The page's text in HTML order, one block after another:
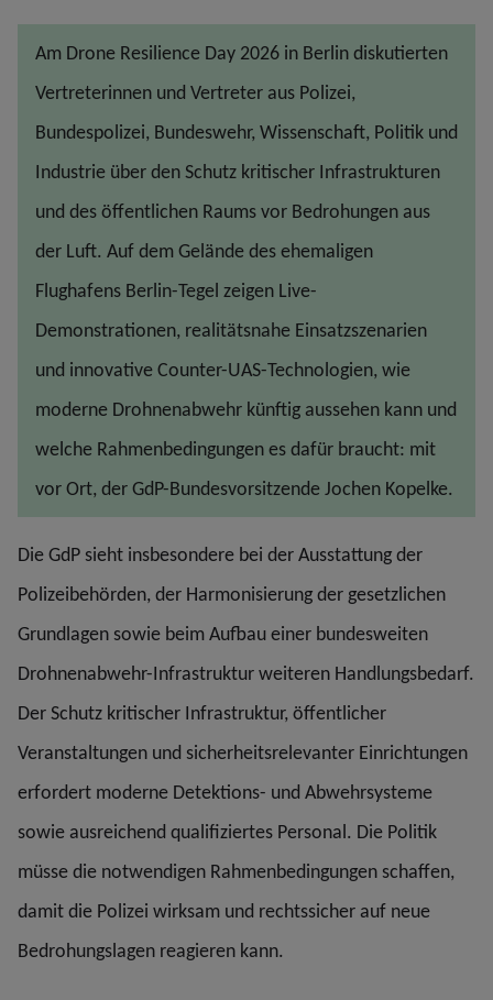
Am Drone Resilience Day 2026 in Berlin diskutierten
Vertreterinnen und Vertreter aus Polizei,
Bundespolizei, Bundeswehr, Wissenschaft, Politik und
Industrie über den Schutz kritischer Infrastrukturen
und des öffentlichen Raums vor Bedrohungen aus
der Luft. Auf dem Gelände des ehemaligen
Flughafens Berlin-Tegel zeigen Live-
Demonstrationen, realitätsnahe Einsatzszenarien
und innovative Counter-UAS-Technologien, wie
moderne Drohnenabwehr künftig aussehen kann und
welche Rahmenbedingungen es dafür braucht: mit
vor Ort, der GdP-Bundesvorsitzende Jochen Kopelke.
Die GdP sieht insbesondere bei der Ausstattung der
Polizeibehörden, der Harmonisierung der gesetzlichen
Grundlagen sowie beim Aufbau einer bundesweiten
Drohnenabwehr-Infrastruktur weiteren Handlungsbedarf.
Der Schutz kritischer Infrastruktur, öffentlicher
Veranstaltungen und sicherheitsrelevanter Einrichtungen
erfordert moderne Detektions- und Abwehrsysteme
sowie ausreichend qualifiziertes Personal. Die Politik
müsse die notwendigen Rahmenbedingungen schaffen,
damit die Polizei wirksam und rechtssicher auf neue
Bedrohungslagen reagieren kann.